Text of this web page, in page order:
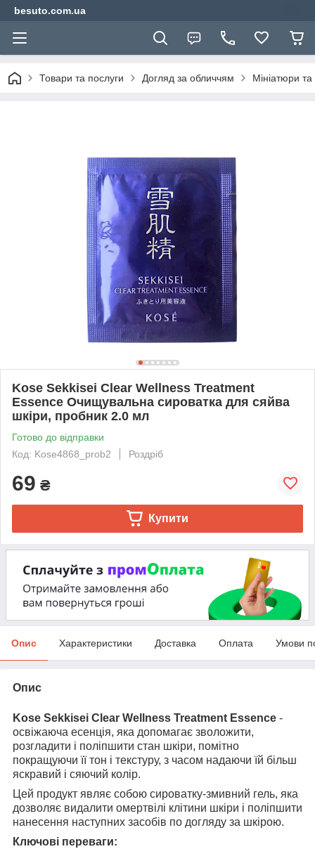
besuto.com.ua
Товари та послуги Догляд за обличчям Мініатюри
Kose Sekkisei Clear Wellness Treatment
Essence Очищувальна сироватка для сяйва
шкіри, пробник 2.0 мл
Готово до відправки
Код: Kose4868_prob2
Роздріб
69 ₴
Купити
Опис Характеристики Доставка Оплата Умови
Опис
Kose Sekkisei Clear Wellness Treatment Essence -
освіжаюча есенція, яка допомагає зволожити,
розгладити і поліпшити стан шкіри, помітно
покращуючи її тон і текстуру, з часом надаючи їй більш
яскравий і сяючий колір.
Цей продукт являє собою сироватку-змивний гель, яка
дозволяє видалити омертвілі клітини шкіри і поліпшити
нанесення наступних засобів по догляду за шкірою.
Ключові переваги: